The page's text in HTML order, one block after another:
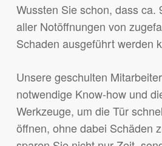
Wussten Sie schon, dass ca.
aller Notöffnungen von
Schaden ausgeführt werden
Unsere geschulten
notwendige Know-how und
Werkzeuge, um die Tür
öffnen, ohne dabei Schäden